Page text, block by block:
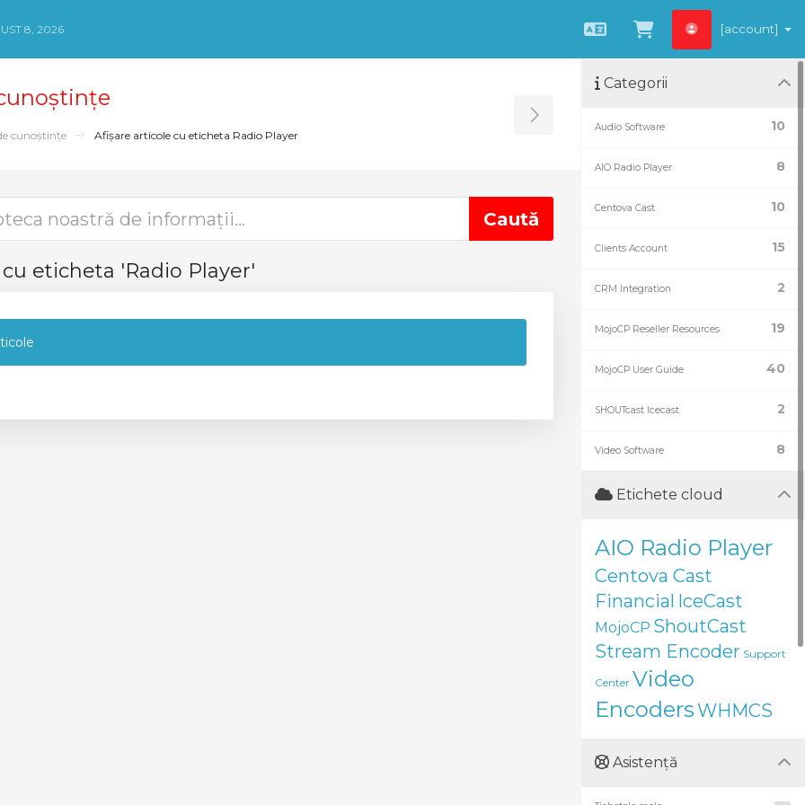
8, 2026
RomânăCoșul meu
[account]
cunoștințe Afișare articole cu eticheta Radio Player Toggle Sidebar
eticheta 'Radio Player'
Categorii
10
Audio Software
8
AIO Radio Player
10
Centova Cast
15
Clients Account
2
CRM Integration
19
MojoCP Reseller Resources
40
MojoCP User Guide
2
SHOUTcast Icecast
8
Video Software
Etichete cloud
AIO Radio Player
Centova Cast
Financial IceCast
MojoCP ShoutCast
Stream Encoder Support
Center Video
EncodersWHMCS
Asistență